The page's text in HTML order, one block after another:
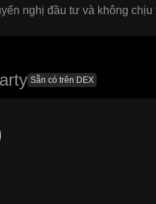
nghị đầu tư và không
Sẵn có trên DEX